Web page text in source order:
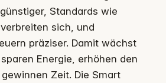
Standards wie
sich, und
präziser. Damit wächst
Energie, erhöhen den
Zeit. Die Smart